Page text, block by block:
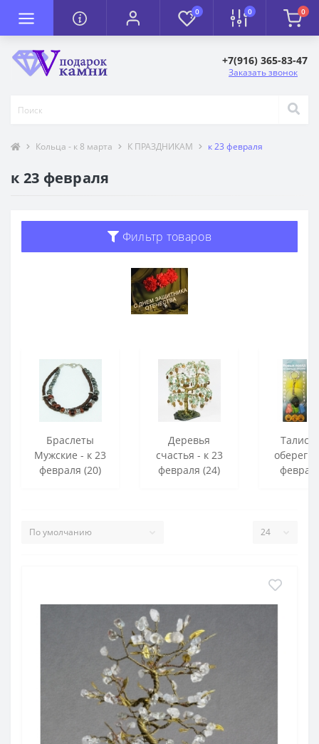
0 0 0
+7(916) 365-83-47
Заказать звонок
Кольца - к 8 марта К ПРАЗДНИКАМ к 23 февраля
к 23 февраля
Фильтр товаров
Браслеты
Мужские - к 23
февраля (20)
Деревья
счастья - к 23
февраля (24)
обереги